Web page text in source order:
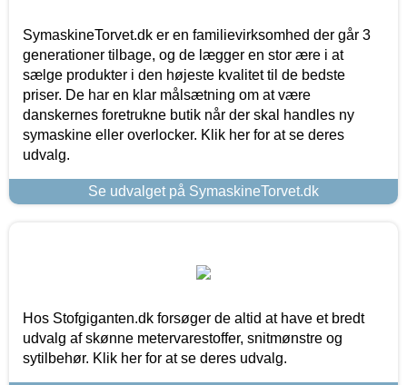
SymaskineTorvet.dk er en familievirksomhed der går 3
generationer tilbage, og de lægger en stor ære i at
sælge produkter i den højeste kvalitet til de bedste
priser. De har en klar målsætning om at være
danskernes foretrukne butik når der skal handles ny
symaskine eller overlocker. Klik her for at se deres
udvalg.
Se udvalget på SymaskineTorvet.dk
Hos Stofgiganten.dk forsøger de altid at have et bredt
udvalg af skønne metervarestoffer, snitmønstre og
sytilbehør. Klik her for at se deres udvalg.